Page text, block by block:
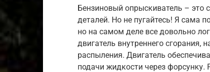
Бензиновый опрыскиватель –
деталей. Но не пугайтесь! Я сама
но на самом деле все довольно
двигатель внутреннего сгорания,
распыления. Двигатель
подачи жидкости через форсунку.